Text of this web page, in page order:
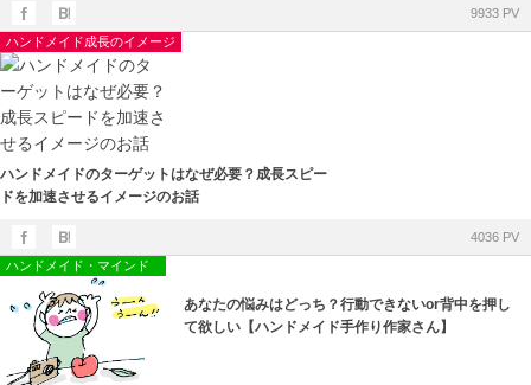
9933 PV
ハンドメイド成長のイメージ
ハンドメイドのターゲットはなぜ必要？成長スピー
ドを加速させるイメージのお話
4036 PV
ハンドメイド・マインド
あなたの悩みはどっち？行動できないor背中を押し
て欲しい【ハンドメイド手作り作家さん】